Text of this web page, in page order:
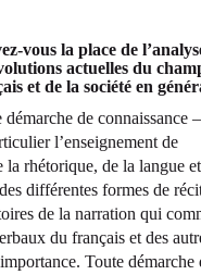
vous la place de
actuelles du
et de la société en
de connaissance
l’enseignement de
la rhétorique, de la langue
différentes formes de
de la narration qui
du français et des
Toute démarche